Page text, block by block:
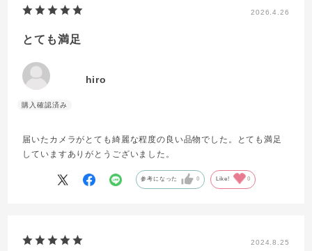
2026.4.26
とても満足
hiro
届いたカメラがとても綺麗な程度の良い品物でした。とても満足
していますありがとうございました。
参考になった 0 Like! 0
2024.8.25